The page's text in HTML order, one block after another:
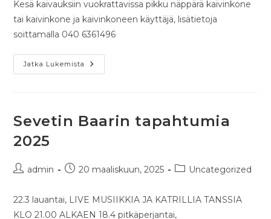
Kesä kaivauksiin vuokrattavissa pikku näppärä kaivinkone
tai kaivinkone ja kaivinkoneen käyttäjä, lisätietoja
soittamalla 040 6361496
Jatka Lukemista
Sevetin Baarin tapahtumia
2025
admin 20 maaliskuun, 2025 Uncategorized
22.3 lauantai, LIVE MUSIIKKIA JA KATRILLIA TANSSIA
KLO 21.00 ALKAEN 18.4 pitkäperjantai,